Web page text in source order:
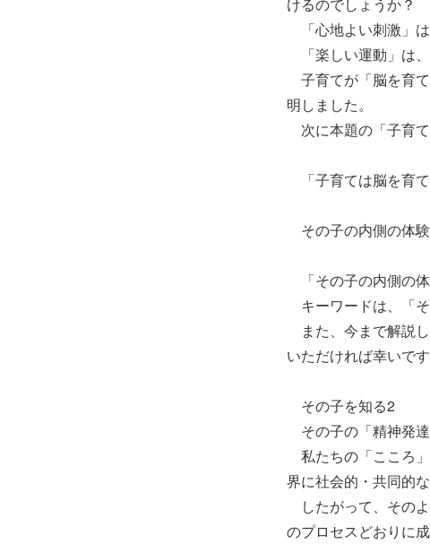
「心地よい刺激」
「楽しい運動」は
子育てが「脳を育
明しました。
次に本題の「子育
「子育ては脳を育
その子の内側の体
「その子の内側の
キーワードは、「
また、今まで解説
いただければ幸いです
その子を知る2
その子の「精神発達
私たちの「こころ
界に社会的・共同的
したがって、その
のプロセスどおりに